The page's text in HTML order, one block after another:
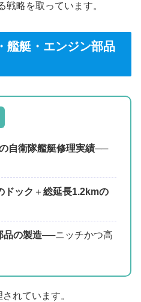
戦略を取っています。
艦艇・エンジン部品
自衛隊艦艇修理実績──
ドック ＋総延長1.2kmの
品の製造──ニッチかつ高
れています。